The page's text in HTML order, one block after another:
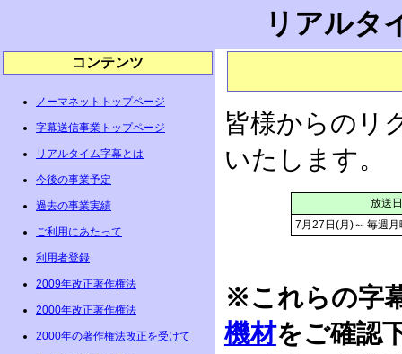
リアルタ
皆様からのリ
いたします。
放送
7月27日(月)～ 毎週
※これらの字
機材をご確認
コンテンツ
ノーマネットトップページ
字幕送信事業トップページ
リアルタイム字幕とは
今後の事業予定
過去の事業実績
ご利用にあたって
利用者登録
2009年改正著作権法
2000年改正著作権法
2000年の著作権法改正を受けて